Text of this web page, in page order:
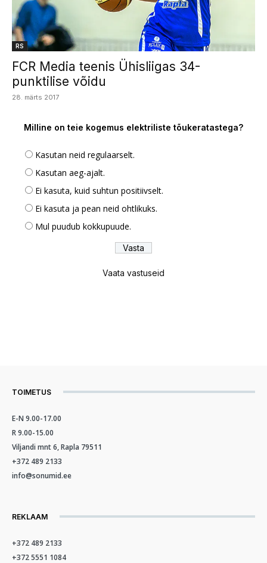
RS
FCR Media teenis Ühisliigas 34-
punktilise võidu
28. märts 2017
Milline on teie kogemus elektriliste tõukeratastega?
Kasutan neid regulaarselt.
Kasutan aeg-ajalt.
Ei kasuta, kuid suhtun positiivselt.
Ei kasuta ja pean neid ohtlikuks.
Mul puudub kokkupuude.
Vaata vastuseid
TOIMETUS
E-N 9.00-17.00
R 9.00-15.00
Viljandi mnt 6, Rapla 79511
+372 489 2133
info@sonumid.ee
REKLAAM
+372 489 2133
+372 5551 1084